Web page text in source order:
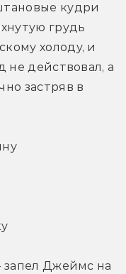
кудри
грудь
холоду, и
не действовал, а
застряв в
Джеймс на